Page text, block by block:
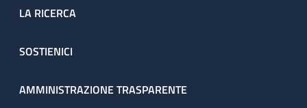
LA RICERCA
SOSTIENICI
AMMINISTRAZIONE TRASPARENTE